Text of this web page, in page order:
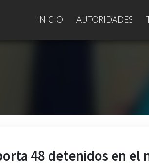
INICIO AUTORIDADES
48 detenidos en el